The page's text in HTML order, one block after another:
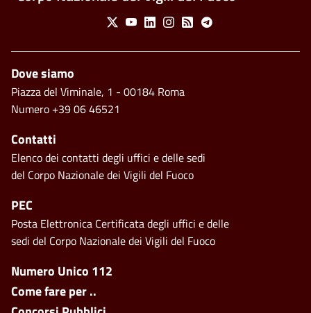
Social Menu
X YoutubeLinkedinInstagram
Feed Telegram
Footer side menu
Numero Unico 112
Come fare per ..
Piè di pagina
Dove siamo
Piazza del Viminale, 1 - 00184 Roma
Numero +39 06 46521
Contatti
Elenco dei contatti degli uffici e delle sedi
del Corpo Nazionale dei Vigili del Fuoco
PEC
Posta Elettronica Certificata degli uffici e delle
sedi del Corpo Nazionale dei Vigili del Fuoco